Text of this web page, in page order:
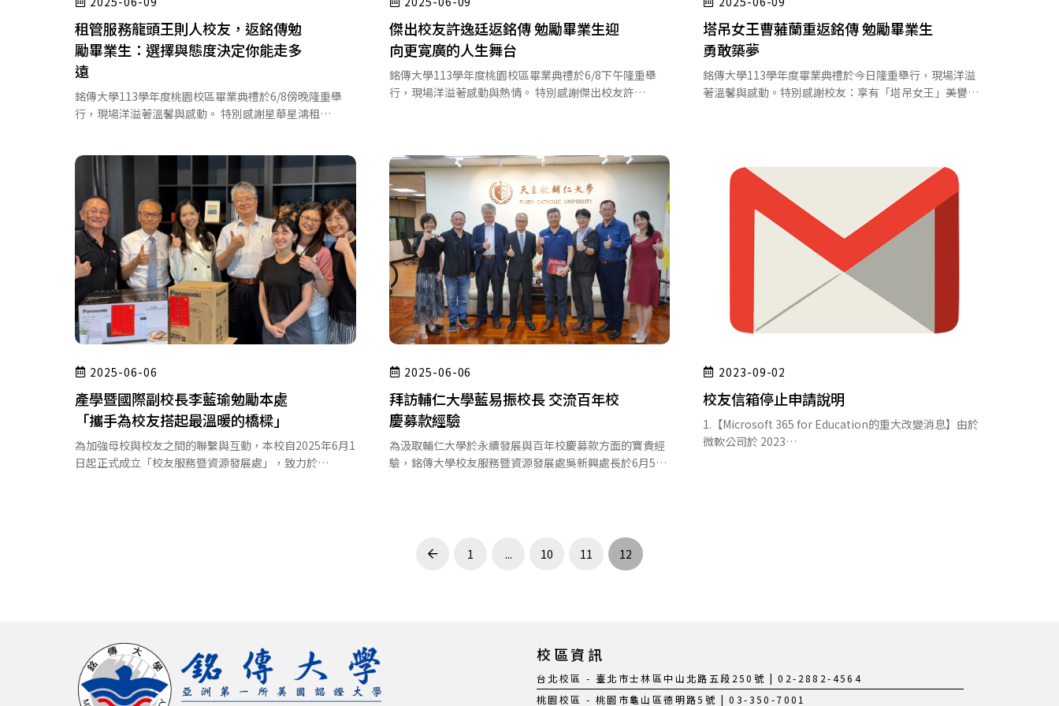
租管服務龍頭王則人校友，返銘傳勉
勵畢業生：選擇與態度決定你能走多
遠
銘傳大學113學年度桃園校區畢業典禮於6/8傍晚隆重舉
行，現場洋溢著溫馨與感動。 特別感謝星華星鴻租…
傑出校友許逸廷返銘傳 勉勵畢業生迎
向更寛廣的人生舞台
銘傳大學113學年度桃園校區畢業典禮於6/8下午隆重舉
行，現場洋溢著感動與熱情。 特別感謝傑出校友許…
塔吊女王曹蕥蘭重返銘傳 勉勵畢業生
勇敢築夢
銘傳大學113學年度畢業典禮於今日隆重舉行，現場洋溢
著溫馨與感動。特別感謝校友：享有「塔吊女王」美譽…
2025-06-06
產學暨國際副校長李藍瑜勉勵本處
「攜手為校友搭起最溫暖的橋樑」
為加強母校與校友之間的聯繫與互動，本校自2025年6月1
日起正式成立「校友服務暨資源發展處」，致力於…
2025-06-06
拜訪輔仁大學藍易振校長 交流百年校
慶募款經驗
為汲取輔仁大學於永續發展與百年校慶募款方面的寶貴經
驗，銘傳大學校友服務暨資源發展處吳新興處長於6月5…
2023-09-02
校友信箱停止申請說明
1.【Microsoft 365 for Education的重大改變消息】由於
微軟公司於 2023…
Prev 1 ... 10 11 12
校區資訊
台北校區 - 臺北市士林區中山北路五段250號 | 02-2882-4564
桃園校區 - 桃園市龜山區德明路5號 | 03-350-7001